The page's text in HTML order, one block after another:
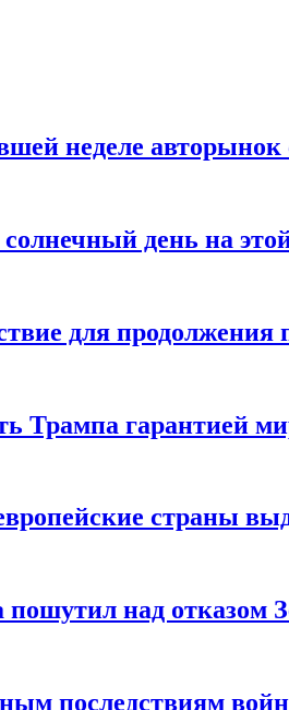
неделе авторынок
день на
для продолжения
Трампа гарантией
страны
пошутил над отказом
последствиям